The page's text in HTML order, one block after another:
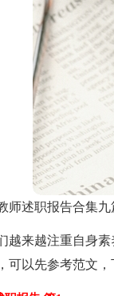
师述职报告合集九
越来越注重自身
可以先参考范文